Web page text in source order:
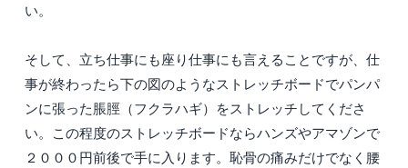
い。
そして、立ち仕事にも座り仕事にも言えることですが、仕
事が終わったら下の図のようなストレッチボードでパンパ
ンに張った脹脛（フクラハギ）をストレッチしてくださ
い。この程度のストレッチボードならハンズやアマゾンで
２０００円前後で手に入ります。恥骨の痛みだけでなく腰